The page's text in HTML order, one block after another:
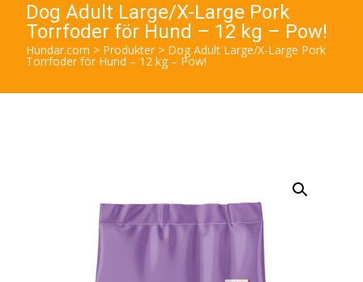
Dog Adult Large/X-Large Pork
Torrfoder för Hund – 12 kg – Pow!
Hundar.com > Produkter > Dog Adult Large/X-Large Pork
Torrfoder för Hund – 12 kg – Pow!